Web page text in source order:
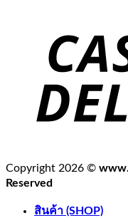
Copyright 2026 ©
Reserved
สินค้า (SHOP)